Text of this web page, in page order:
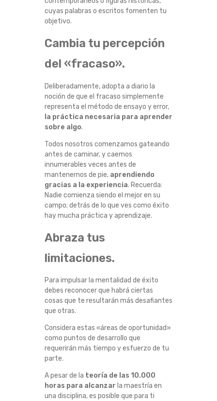
cuyas palabras o escritos fomenten tu
objetivo.
Cambia tu percepción
del «fracaso».
Deliberadamente, adopta a diario la
noción de que el fracaso simplemente
representa el método de ensayo y error,
la práctica necesaria para aprender
sobre algo.
Todos nosotros comenzamos gateando
antes de caminar, y caemos
innumerables veces antes de
mantenernos de pie, aprendiendo
gracias a la experiencia. Recuerda:
Nadie comienza siendo el mejor en su
campo; detrás de lo que ves como éxito
hay mucha práctica y aprendizaje.
Abraza tus
limitaciones.
Para impulsar la mentalidad de éxito
debes reconocer que habrá ciertas
cosas que te resultarán más desafiantes
que otras.
Considera estas «áreas de oportunidad»
como puntos de desarrollo que
requerirán más tiempo y esfuerzo de tu
parte.
A pesar de la teoría de las 10.000
horas para alcanzar la maestría en
una disciplina, es posible que para ti